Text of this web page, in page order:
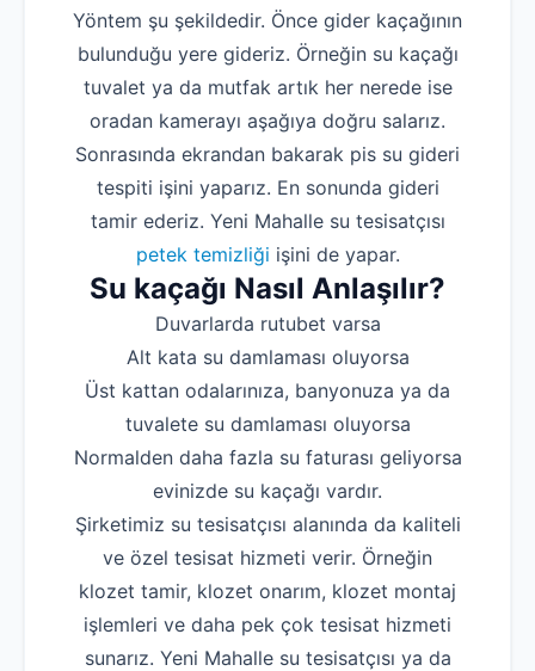
Yöntem şu şekildedir. Önce gider kaçağının
bulunduğu yere gideriz. Örneğin su kaçağı
tuvalet ya da mutfak artık her nerede ise
oradan kamerayı aşağıya doğru salarız.
Sonrasında ekrandan bakarak pis su gideri
tespiti işini yaparız. En sonunda gideri
tamir ederiz. Yeni Mahalle su tesisatçısı
petek temizliği işini de yapar.
Su kaçağı Nasıl Anlaşılır?
Duvarlarda rutubet varsa
Alt kata su damlaması oluyorsa
Üst kattan odalarınıza, banyonuza ya da
tuvalete su damlaması oluyorsa
Normalden daha fazla su faturası geliyorsa
evinizde su kaçağı vardır.
Şirketimiz su tesisatçısı alanında da kaliteli
ve özel tesisat hizmeti verir. Örneğin
klozet tamir, klozet onarım, klozet montaj
işlemleri ve daha pek çok tesisat hizmeti
sunarız. Yeni Mahalle su tesisatçısı ya da